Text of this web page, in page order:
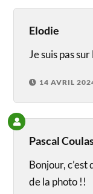
Elodie
Je suis pas
14 AVRIL
Pascal
Bonjour, c’est
de la photo !!